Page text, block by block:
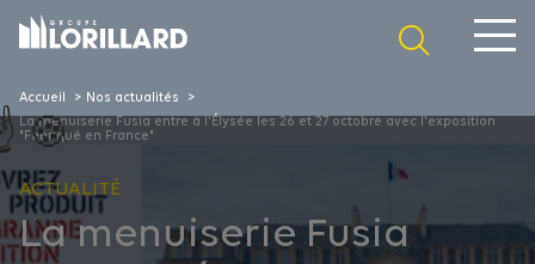
Accueil
Nos actualités
La menuiserie Fusia entre à l'Élysée les 26 et 27 octobre avec l'exposition
"Fabriqué en France"
ACTUALITÉ
La menuiserie Fusia